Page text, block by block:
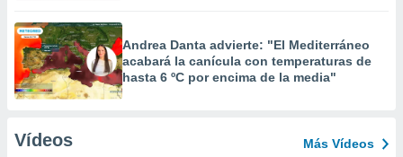
Andrea Danta advierte: "El Mediterráneo
acabará la canícula con temperaturas de
hasta 6 ºC por encima de la media"
Vídeos Más Vídeos